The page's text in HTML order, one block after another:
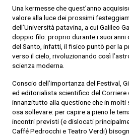
Una kermesse che quest’anno
valore alla luce dei prossimi
dell’Università patavina, a cui Galileo
doppio filo: proprio durante i suoi anni
del Santo, infatti, il fisico puntò per la
verso il cielo, rivoluzionando così
scienza moderna.
Conscio dell’importanza del Festival,
ed editorialista scientifico del Corriere
innanzitutto alla questione che in molti
osa sollevare: per capire a pieno le
incontri previsti (e dislocati
Caffé Pedrocchi e Teatro Verdi)